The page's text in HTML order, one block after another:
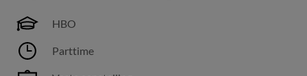
HBO
Parttime